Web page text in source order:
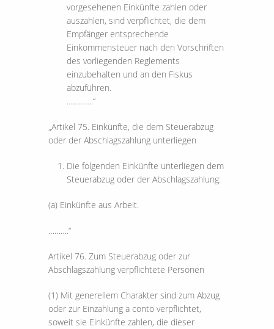
vorgesehenen Einkünfte zahlen oder
auszahlen, sind verpflichtet, die dem
Empfänger entsprechende
Einkommensteuer nach den Vorschriften
des vorliegenden Reglements
einzubehalten und an den Fiskus
abzuführen.
………….“
„Artikel 75. Einkünfte, die dem Steuerabzug
oder der Abschlagszahlung unterliegen
Die folgenden Einkünfte unterliegen dem
Steuerabzug oder der Abschlagszahlung:
(a) Einkünfte aus Arbeit.
……….“
Artikel 76. Zum Steuerabzug oder zur
Abschlagszahlung verpflichtete Personen
(1) Mit generellem Charakter sind zum Abzug
oder zur Einzahlung a conto verpflichtet,
soweit sie Einkünfte zahlen, die dieser